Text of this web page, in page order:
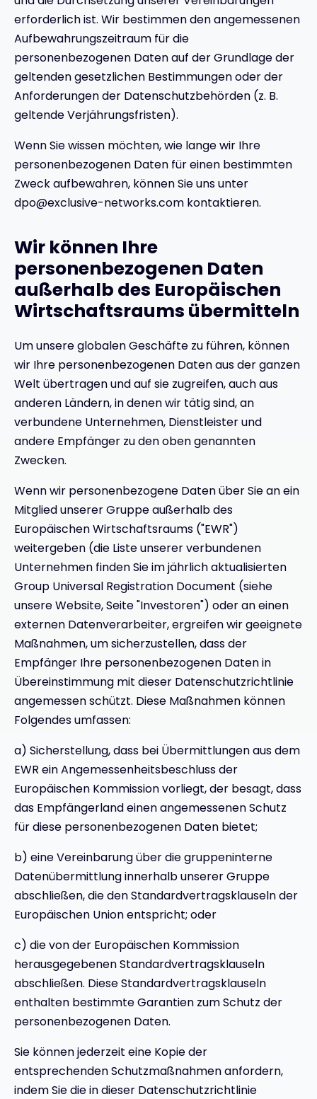
erforderlich ist. Wir bestimmen den angemessenen
Aufbewahrungszeitraum für die
personenbezogenen Daten auf der Grundlage der
geltenden gesetzlichen Bestimmungen oder der
Anforderungen der Datenschutzbehörden (z. B.
geltende Verjährungsfristen).
Wenn Sie wissen möchten, wie lange wir Ihre
personenbezogenen Daten für einen bestimmten
Zweck aufbewahren, können Sie uns unter
dpo@exclusive-networks.com kontaktieren.
Wir können Ihre
personenbezogenen Daten
außerhalb des Europäischen
Wirtschaftsraums übermitteln
Um unsere globalen Geschäfte zu führen, können
wir Ihre personenbezogenen Daten aus der ganzen
Welt übertragen und auf sie zugreifen, auch aus
anderen Ländern, in denen wir tätig sind, an
verbundene Unternehmen, Dienstleister und
andere Empfänger zu den oben genannten
Zwecken.
Wenn wir personenbezogene Daten über Sie an ein
Mitglied unserer Gruppe außerhalb des
Europäischen Wirtschaftsraums ("EWR")
weitergeben (die Liste unserer verbundenen
Unternehmen finden Sie im jährlich aktualisierten
Group Universal Registration Document (siehe
unsere Website, Seite "Investoren") oder an einen
externen Datenverarbeiter, ergreifen wir geeignete
Maßnahmen, um sicherzustellen, dass der
Empfänger Ihre personenbezogenen Daten in
Übereinstimmung mit dieser Datenschutzrichtlinie
angemessen schützt. Diese Maßnahmen können
Folgendes umfassen:
a) Sicherstellung, dass bei Übermittlungen aus dem
EWR ein Angemessenheitsbeschluss der
Europäischen Kommission vorliegt, der besagt, dass
das Empfängerland einen angemessenen Schutz
für diese personenbezogenen Daten bietet;
b) eine Vereinbarung über die gruppeninterne
Datenübermittlung innerhalb unserer Gruppe
abschließen, die den Standardvertragsklauseln der
Europäischen Union entspricht; oder
c) die von der Europäischen Kommission
herausgegebenen Standardvertragsklauseln
abschließen. Diese Standardvertragsklauseln
enthalten bestimmte Garantien zum Schutz der
personenbezogenen Daten.
Sie können jederzeit eine Kopie der
entsprechenden Schutzmaßnahmen anfordern,
indem Sie die in dieser Datenschutzrichtlinie